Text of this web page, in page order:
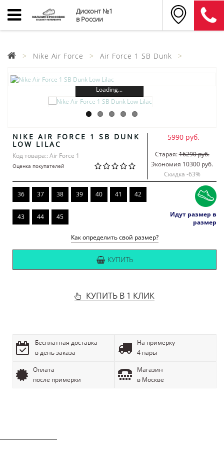
Дисконт №1
в России
Nike Air Force Air Force 1 SB Dunk
Loading...
NIKE AIR FORCE 1 SB DUNK
LOW LILAC
Код товара:: Air Force 1
Оценка покупателей
5990 руб.
Старая:16290 руб.
Экономия 10300 руб.
Скидка -63%
36 37 38 39 40 41 42
43 44 45
Идут размер в
размер
Как определить свой размер?
КУПИТЬ
КУПИТЬ В 1 КЛИК
Бесплатная доставка
в день заказа
На примерку
4 пары
Оплата
после примерки
Магазин
в Москве